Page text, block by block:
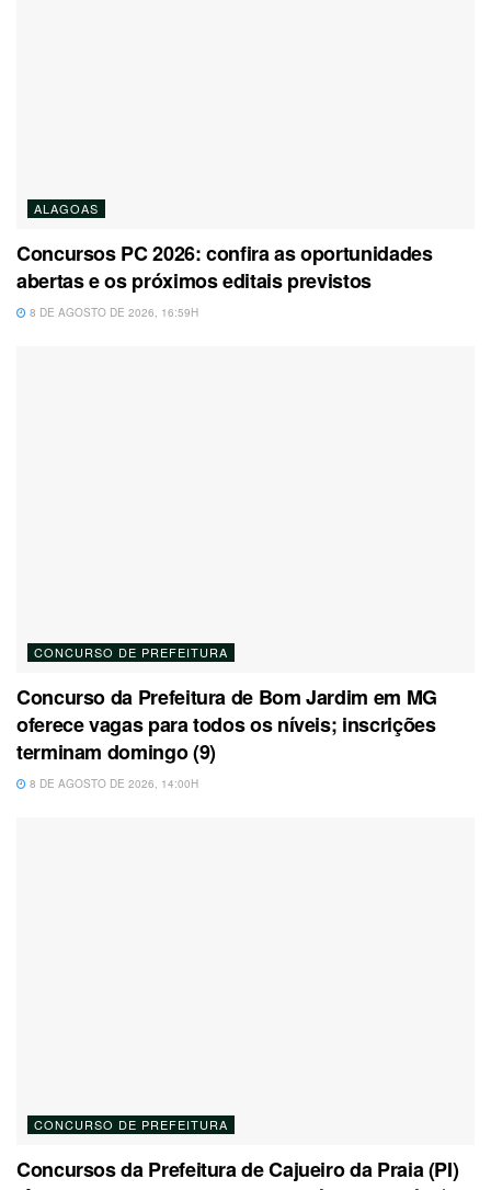
ALAGOAS
Concursos PC 2026: confira as oportunidades
abertas e os próximos editais previstos
8 DE AGOSTO DE 2026, 16:59H
CONCURSO DE PREFEITURA
Concurso da Prefeitura de Bom Jardim em MG
oferece vagas para todos os níveis; inscrições
terminam domingo (9)
8 DE AGOSTO DE 2026, 14:00H
CONCURSO DE PREFEITURA
Concursos da Prefeitura de Cajueiro da Praia (PI)